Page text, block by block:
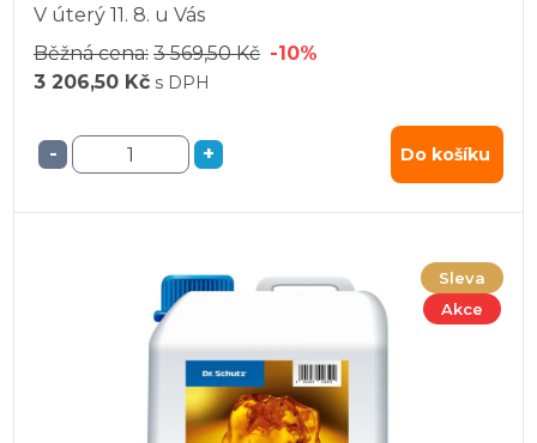
V úterý 11. 8. u Vás
Běžná cena: 3 569,50 Kč -10%
3 206,50 Kč s DPH
- + Do košíku
Sleva
Akce